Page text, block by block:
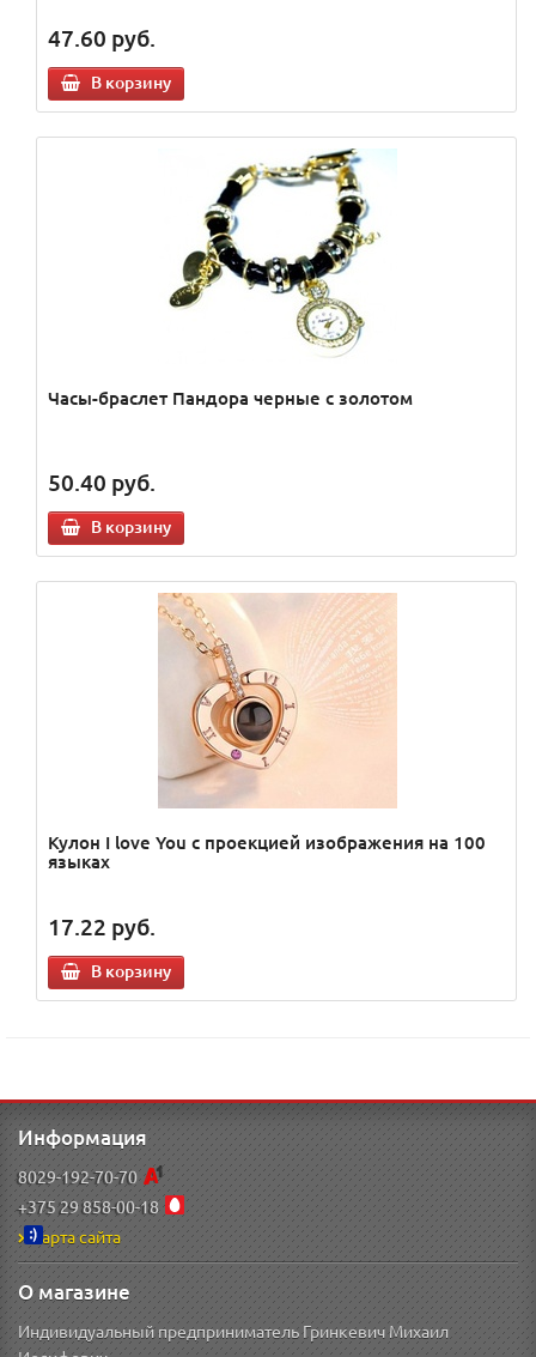
47.60 руб.
В корзину
Часы-браслет Пандора черные с золотом
50.40 руб.
В корзину
Кулон I love You с проекцией изображения на 100
языках
17.22 руб.
В корзину
Информация
8029-192-70-70
+375 29 858-00-18
Карта сайта
О магазине
Индивидуальный предприниматель Гринкевич Михаил